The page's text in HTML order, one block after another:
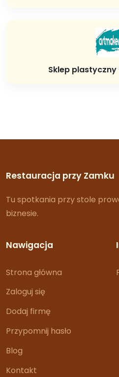
Sklep
Restauracja przy Zamku
Tu spotkania przy stole
biznesie.
Nawigacja
Strona główna
Zaloguj się
Dodaj firmę
Przypomnij hasło
Blog
Kontakt